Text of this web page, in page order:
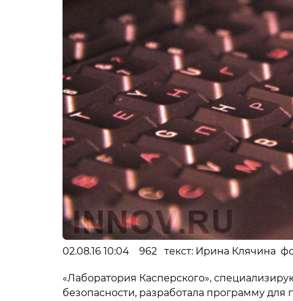
02.08.16 10:04 962 текст: Ирина Клячина
«Лаборатория Касперского»,
безопасности, разработала программу